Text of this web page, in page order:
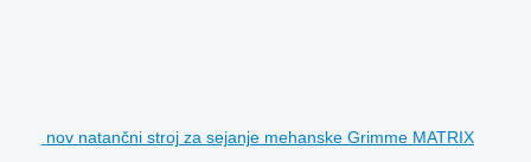
nov natančni stroj za sejanje mehanske Grimme MATRIX